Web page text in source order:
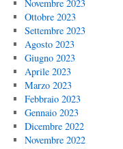
Novembre 2023
Ottobre 2023
Settembre 2023
Agosto 2023
Giugno 2023
Aprile 2023
Marzo 2023
Febbraio 2023
Gennaio 2023
Dicembre 2022
Novembre 2022